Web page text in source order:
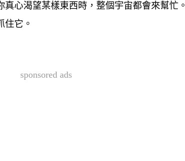
心渴望某樣東西時，整個宇宙都會來幫忙。
住它。
sponsored ads